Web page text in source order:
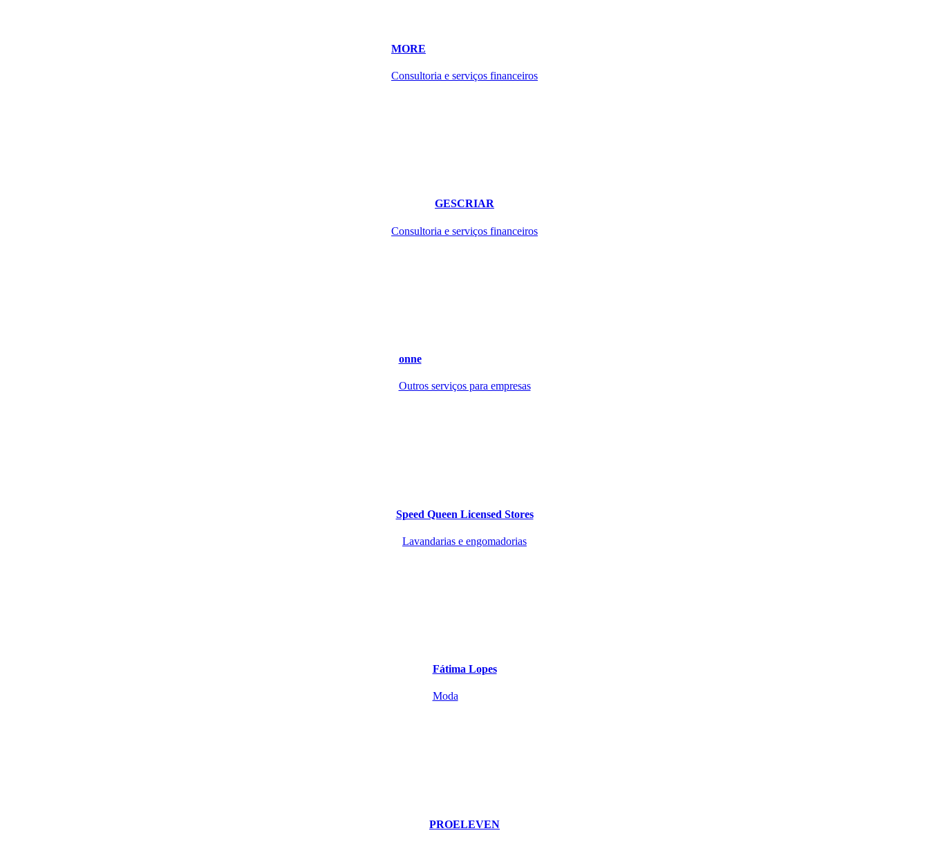
MORE
Consultoria e serviços financeiros
GESCRIAR
Consultoria e serviços financeiros
onne
Outros serviços para empresas
Speed Queen Licensed Stores
Lavandarias e engomadorias
Fátima Lopes
Moda
PROELEVEN